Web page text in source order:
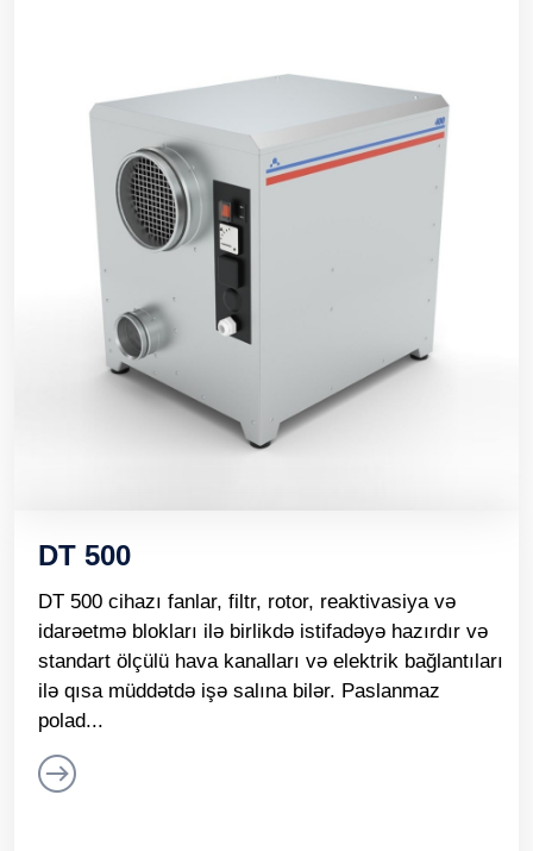
DT 500
DT 500 cihazı fanlar, filtr, rotor, reaktivasiya və
idarəetmə blokları ilə birlikdə istifadəyə hazırdır və
standart ölçülü hava kanalları və elektrik bağlantıları
ilə qısa müddətdə işə salına bilər. Paslanmaz
polad...